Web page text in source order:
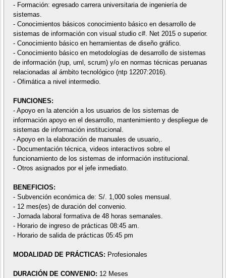
- Formación: egresado carrera universitaria de ingeniería de
sistemas.
- Conocimientos básicos conocimiento básico en desarrollo de
sistemas de información con visual studio c#. Net 2015 o superior.
- Conocimiento básico en herramientas de diseño gráfico.
- Conocimiento básico en metodologías de desarrollo de sistemas
de información (rup, uml, scrum) y/o en normas técnicas peruanas
relacionadas al ámbito tecnológico (ntp 12207:2016).
- Ofimática a nivel intermedio.
FUNCIONES:
- Apoyo en la atención a los usuarios de los sistemas de
información apoyo en el desarrollo, mantenimiento y despliegue de
sistemas de información institucional.
- Apoyo en la elaboración de manuales de usuario,.
- Documentación técnica, videos interactivos sobre el
funcionamiento de los sistemas de información institucional.
- Otros asignados por el jefe inmediato.
BENEFICIOS:
- Subvención económica de: S/. 1,000 soles mensual.
- 12 mes(es) de duración del convenio.
- Jornada laboral formativa de 48 horas semanales.
- Horario de ingreso de prácticas 08:45 am.
- Horario de salida de prácticas 05:45 pm
MODALIDAD DE PRÁCTICAS: Profesionales
DURACIÓN DE CONVENIO: 12 Meses